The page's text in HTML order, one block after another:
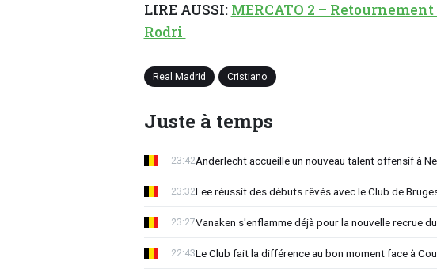
LIRE AUSSI: MERCATO 2 –
Rodri
Real Madrid Cristiano
Juste à temps
Anderlecht accueille un nouveau talent offensif à
23:42
Lee réussit des débuts rêvés avec le Club de
23:32
Vanaken s'enflamme déjà pour la nouvelle recrue
23:27
Le Club fait la différence au bon moment face à
22:43